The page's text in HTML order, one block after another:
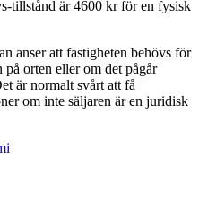
tillstånd är 4600 kr för en fysisk
anser att fastigheten behövs för
orten eller om det pågår
är normalt svårt att få
om inte säljaren är en juridisk